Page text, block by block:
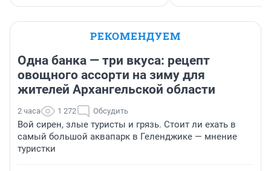
РЕКОМЕНДУЕМ
Одна банка — три вкуса: рецепт
овощного ассорти на зиму для
жителей Архангельской области
2 часа 1 272 Обсудить
Вой сирен, злые туристы и грязь. Стоит ли ехать в
самый большой аквапарк в Геленджике — мнение
туристки